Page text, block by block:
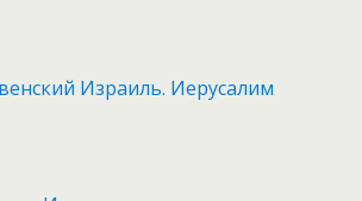
Израиль. Иерусалим